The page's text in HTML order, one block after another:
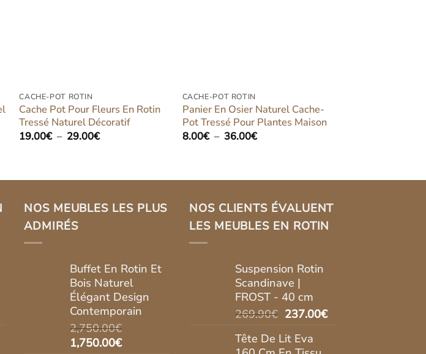
CACHE-POT ROTIN
Cache Pot Pour Fleurs En Rotin
Tressé Naturel Décoratif
19.00€ – 29.00€Plage
29.00€
CACHE-POT ROTIN
Panier En Osier Naturel Cache-
Pot Tressé Pour Plantes Maison
8.00€ – 36.00€Plage
36.00€
NOS MEUBLES LES PLUS
ADMIRÉS
Buffet En Rotin Et
Bois Naturel
Élégant Design
Contemporain
2,750.00€
Le
1,750.00€Le
NOS CLIENTS ÉVALUENT
LES MEUBLES EN ROTIN
Suspension Rotin
Scandinave |
FROST - 40 cm
269.90€ Le
initial
237.00€Le
Tête De Lit Eva